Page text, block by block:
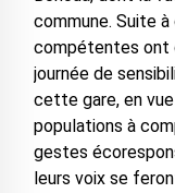
commune. Suite
compétentes ont
journée de
cette gare, en
populations à
gestes
leurs voix se